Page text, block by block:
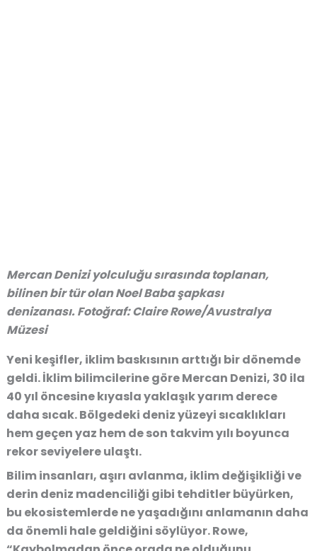
Mercan Denizi yolculuğu sırasında toplanan,
bilinen bir tür olan Noel Baba şapkası
denizanası. Fotoğraf: Claire Rowe/Avustralya
Müzesi
Yeni keşifler, iklim baskısının arttığı bir dönemde
geldi. İklim bilimcilerine göre Mercan Denizi, 30 ila
40 yıl öncesine kıyasla yaklaşık yarım derece
daha sıcak. Bölgedeki deniz yüzeyi sıcaklıkları
hem geçen yaz hem de son takvim yılı boyunca
rekor seviyelere ulaştı.
Bilim insanları, aşırı avlanma, iklim değişikliği ve
derin deniz madenciliği gibi tehditler büyürken,
bu ekosistemlerde ne yaşadığını anlamanın daha
da önemli hale geldiğini söylüyor. Rowe,